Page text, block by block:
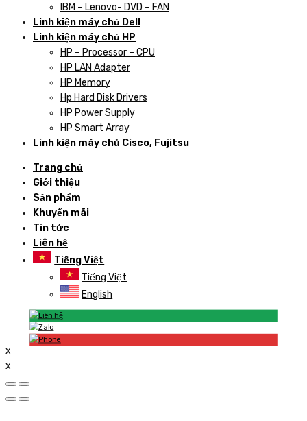
IBM – Lenovo- DVD – FAN
Linh kiện máy chủ Dell
Linh kiện máy chủ HP
HP – Processor – CPU
HP LAN Adapter
HP Memory
Hp Hard Disk Drivers
HP Power Supply
HP Smart Array
Linh kiện máy chủ Cisco, Fujitsu
Trang chủ
Giới thiệu
Sản phẩm
Khuyến mãi
Tin tức
Liên hệ
Tiếng Việt
Tiếng Việt
English
x
x